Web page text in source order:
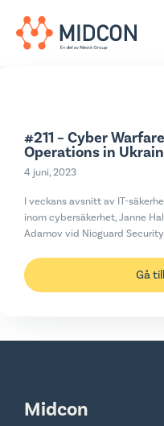
#211 – Cyber
Operations in
4 juni, 2023
I veckans avsnitt av IT-
inom cybersäkerhet, Janne
Adamov vid Nioguard
Gå
Midcon